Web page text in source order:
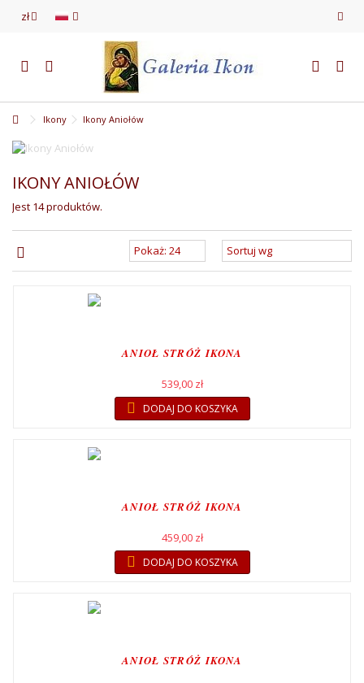
zł
Ikony Ikony Aniołów
IKONY ANIOŁÓW
Jest 14 produktów.
ANIOŁ STRÓŻ IKONA
539,00 zł
DODAJ DO KOSZYKA
ANIOŁ STRÓŻ IKONA
459,00 zł
DODAJ DO KOSZYKA
ANIOŁ STRÓŻ IKONA